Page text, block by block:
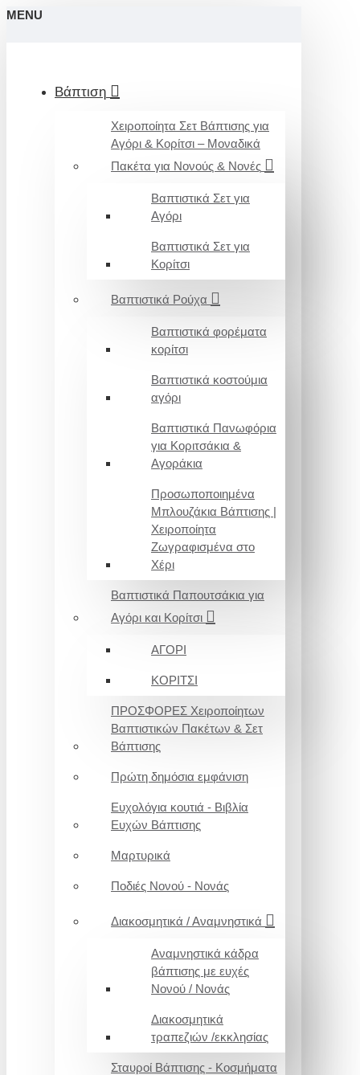
MENU
Βάπτιση
Χειροποίητα Σετ Βάπτισης για
Αγόρι & Κορίτσι – Μοναδικά
Πακέτα για Νονούς & Νονές
Βαπτιστικά Σετ για
Αγόρι
Βαπτιστικά Σετ για
Κορίτσι
Βαπτιστικά Ρούχα
Βαπτιστικά φορέματα
κορίτσι
Βαπτιστικά κοστούμια
αγόρι
Βαπτιστικά Πανωφόρια
για Κοριτσάκια &
Αγοράκια
Προσωποποιημένα
Μπλουζάκια Βάπτισης |
Χειροποίητα
Ζωγραφισμένα στο
Χέρι
Βαπτιστικά Παπουτσάκια για
Αγόρι και Κορίτσι
ΑΓΟΡΙ
ΚΟΡΙΤΣΙ
ΠΡΟΣΦΟΡΕΣ Χειροποίητων
Βαπτιστικών Πακέτων & Σετ
Βάπτισης
Πρώτη δημόσια εμφάνιση
Ευχολόγια κουτιά - Βιβλία
Ευχών Βάπτισης
Μαρτυρικά
Ποδιές Νονού - Νονάς
Διακοσμητικά / Αναμνηστικά
Αναμνηστικά κάδρα
βάπτισης με ευχές
Νονού / Νονάς
Διακοσμητικά
τραπεζιών /εκκλησίας
Σταυροί Βάπτισης - Κοσμήματα